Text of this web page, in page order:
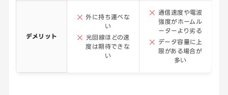
デメリット
外に持ち運べな
い
光回線ほどの速
度は期待できな
い
通信速度や電波
強度がホームル
ーターより劣る
データ容量に上
限がある場合が
多い